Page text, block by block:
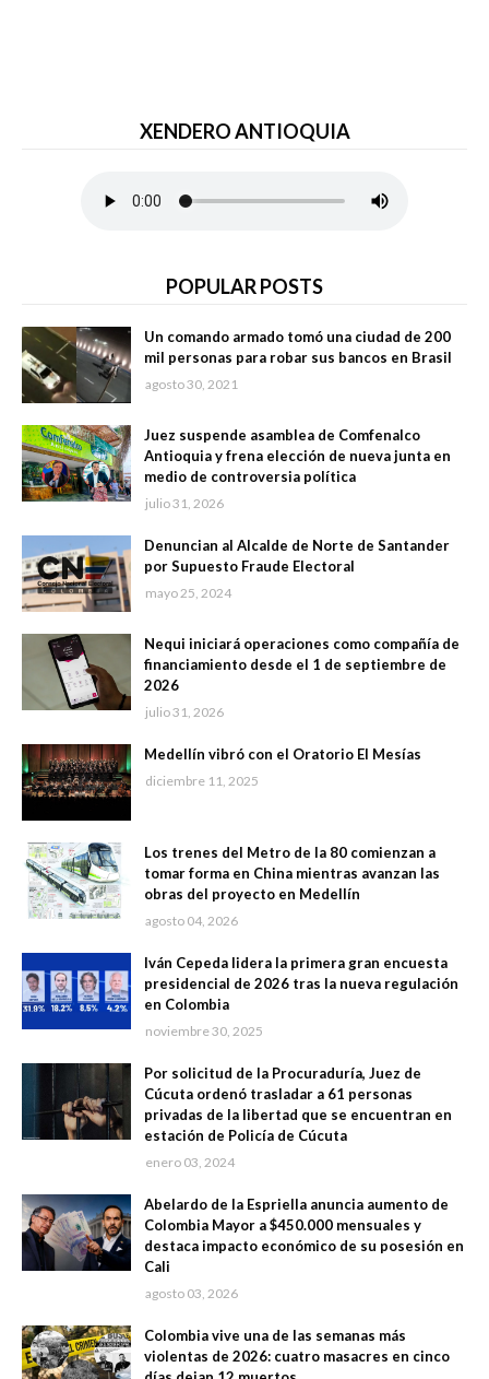
XENDERO ANTIOQUIA
POPULAR POSTS
Un comando armado tomó una ciudad de 200
mil personas para robar sus bancos en Brasil
agosto 30, 2021
Juez suspende asamblea de Comfenalco
Antioquia y frena elección de nueva junta en
medio de controversia política
julio 31, 2026
Denuncian al Alcalde de Norte de Santander
por Supuesto Fraude Electoral
mayo 25, 2024
Nequi iniciará operaciones como compañía de
financiamiento desde el 1 de septiembre de
2026
julio 31, 2026
Medellín vibró con el Oratorio El Mesías
diciembre 11, 2025
Los trenes del Metro de la 80 comienzan a
tomar forma en China mientras avanzan las
obras del proyecto en Medellín
agosto 04, 2026
Iván Cepeda lidera la primera gran encuesta
presidencial de 2026 tras la nueva regulación
en Colombia
noviembre 30, 2025
Por solicitud de la Procuraduría, Juez de
Cúcuta ordenó trasladar a 61 personas
privadas de la libertad que se encuentran en
estación de Policía de Cúcuta
enero 03, 2024
Abelardo de la Espriella anuncia aumento de
Colombia Mayor a $450.000 mensuales y
destaca impacto económico de su posesión en
Cali
agosto 03, 2026
Colombia vive una de las semanas más
violentas de 2026: cuatro masacres en cinco